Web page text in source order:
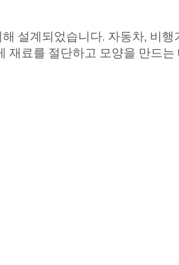
설계되었습니다. 자동차, 비
재료를 절단하고 모양을 만드